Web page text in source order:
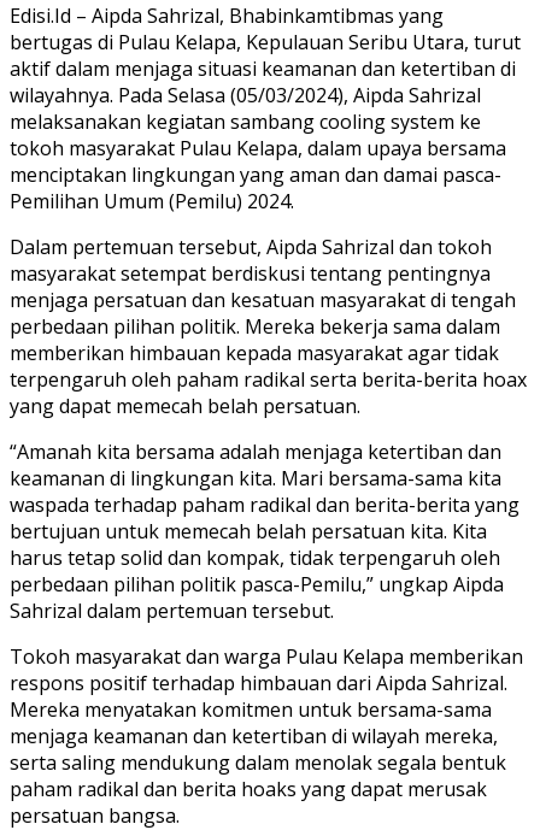
Edisi.Id – Aipda Sahrizal, Bhabinkamtibmas yang
bertugas di Pulau Kelapa, Kepulauan Seribu Utara, turut
aktif dalam menjaga situasi keamanan dan ketertiban di
wilayahnya. Pada Selasa (05/03/2024), Aipda Sahrizal
melaksanakan kegiatan sambang cooling system ke
tokoh masyarakat Pulau Kelapa, dalam upaya bersama
menciptakan lingkungan yang aman dan damai pasca-
Pemilihan Umum (Pemilu) 2024.
Dalam pertemuan tersebut, Aipda Sahrizal dan tokoh
masyarakat setempat berdiskusi tentang pentingnya
menjaga persatuan dan kesatuan masyarakat di tengah
perbedaan pilihan politik. Mereka bekerja sama dalam
memberikan himbauan kepada masyarakat agar tidak
terpengaruh oleh paham radikal serta berita-berita hoax
yang dapat memecah belah persatuan.
“Amanah kita bersama adalah menjaga ketertiban dan
keamanan di lingkungan kita. Mari bersama-sama kita
waspada terhadap paham radikal dan berita-berita yang
bertujuan untuk memecah belah persatuan kita. Kita
harus tetap solid dan kompak, tidak terpengaruh oleh
perbedaan pilihan politik pasca-Pemilu,” ungkap Aipda
Sahrizal dalam pertemuan tersebut.
Tokoh masyarakat dan warga Pulau Kelapa memberikan
respons positif terhadap himbauan dari Aipda Sahrizal.
Mereka menyatakan komitmen untuk bersama-sama
menjaga keamanan dan ketertiban di wilayah mereka,
serta saling mendukung dalam menolak segala bentuk
paham radikal dan berita hoaks yang dapat merusak
persatuan bangsa.